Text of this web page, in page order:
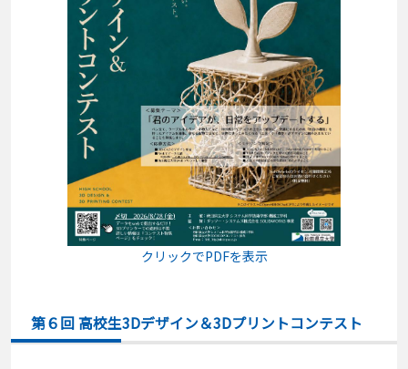
クリックでPDFを表示
第６回 高校生3Dデザイン＆3Dプリントコンテスト